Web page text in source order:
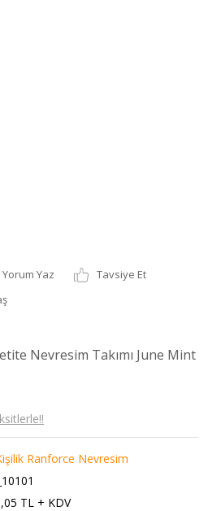
Yorum Yaz
Tavsiye Et
Nevresim Takımı June Mint
Ranforce Nevresim
TL + KDV